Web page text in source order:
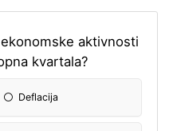
aktivnosti
kvartala?
Deflacija